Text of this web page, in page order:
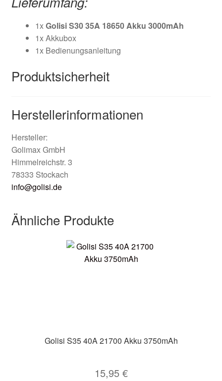
1xGolisi S30 35A 18650 Akku 3000mAh
1x Akkubox
1x Bedienungsanleitung
Produktsicherheit
Herstellerinformationen
Hersteller:
Golimax GmbH
Himmelreichstr. 3
78333 Stockach
info@golisi.de
Ähnliche Produkte
Golisi S35 40A 21700 Akku 3750mAh
15,95 €